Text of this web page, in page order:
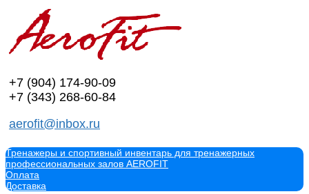
+7 (904) 174-90-09
+7 (343) 268-60-84
aerofit@inbox.ru
Тренажеры и спортивный инвентарь для тренажерных
профессиональных залов AEROFIT
Оплата
Доставка